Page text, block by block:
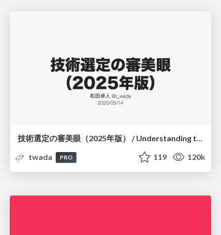
技術選定の審美眼（2025年版） / Understanding the Spiral of Technologies 2025 edition
twada
PRO 119 120k